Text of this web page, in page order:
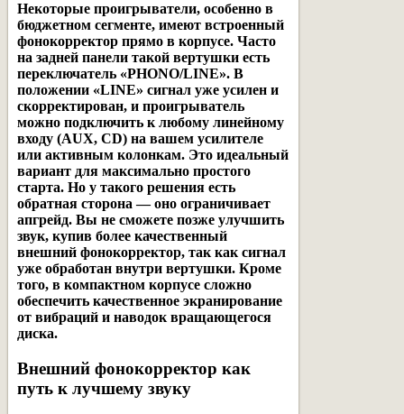
Некоторые проигрыватели, особенно в
бюджетном сегменте, имеют встроенный
фонокорректор прямо в корпусе. Часто
на задней панели такой вертушки есть
переключатель «PHONO/LINE». В
положении «LINE» сигнал уже усилен и
скорректирован, и проигрыватель
можно подключить к любому линейному
входу (AUX, CD) на вашем усилителе
или активным колонкам. Это идеальный
вариант для максимально простого
старта. Но у такого решения есть
обратная сторона — оно ограничивает
апгрейд. Вы не сможете позже улучшить
звук, купив более качественный
внешний фонокорректор, так как сигнал
уже обработан внутри вертушки. Кроме
того, в компактном корпусе сложно
обеспечить качественное экранирование
от вибраций и наводок вращающегося
диска.
Внешний фонокорректор как
путь к лучшему звуку